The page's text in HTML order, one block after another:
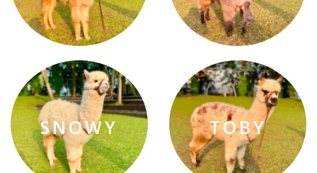
SNOWY TOBY